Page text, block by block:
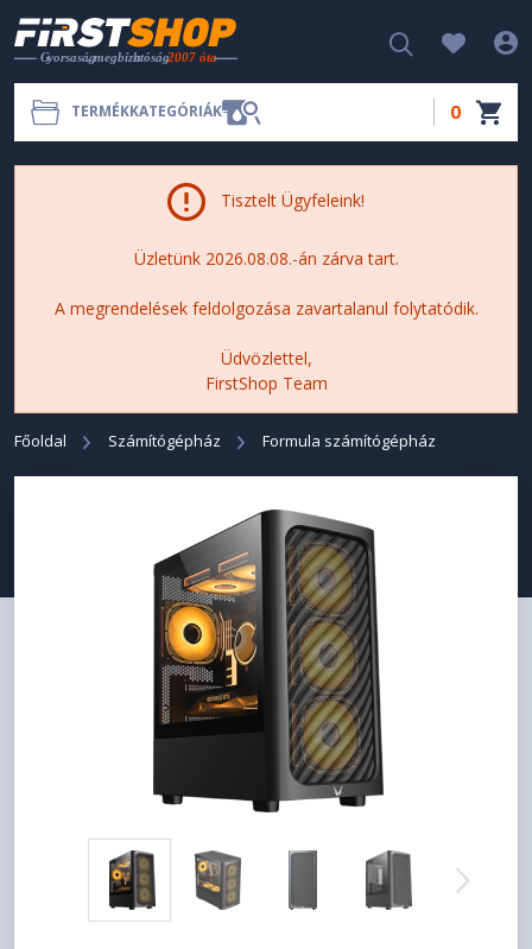
TERMÉKKATEGÓRIÁK 0
Tisztelt Ügyfeleink!
Üzletünk 2026.08.08.-án zárva tart.
A megrendelések feldolgozása zavartalanul folytatódik.
Üdvözlettel,
FirstShop Team
Főoldal Számítógépház Formula számítógépház